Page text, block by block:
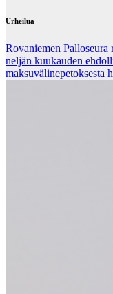
Urheilua
Rovaniemen
neljän kuu­kau­den
mak­su­vä­li­ne­pe­tok­ses­ta